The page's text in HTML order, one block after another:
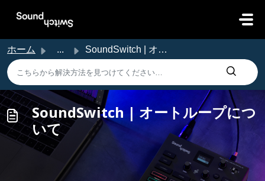
ホーム ... SoundSwitch | オートループについて
SoundSwitch | オートループにつ
いて